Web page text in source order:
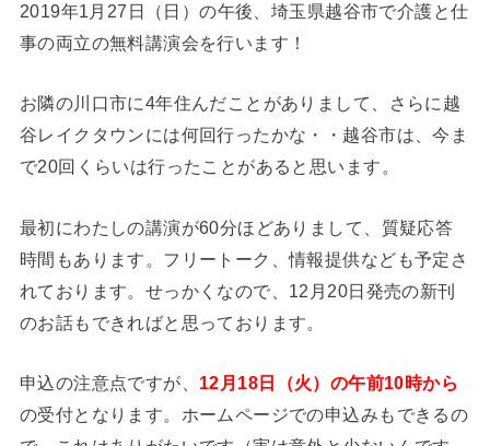
2019年1月27日（日）の午後、埼玉県越谷市で介護と仕
事の両立の無料講演会を行います！
お隣の川口市に4年住んだことがありまして、さらに越
谷レイクタウンには何回行ったかな・・越谷市は、今ま
で20回くらいは行ったことがあると思います。
最初にわたしの講演が60分ほどありまして、質疑応答
時間もあります。フリートーク、情報提供なども予定さ
れております。せっかくなので、12月20日発売の新刊
のお話もできればと思っております。
申込の注意点ですが、 12月18日（火）の午前10時から
の受付となります。ホームページでの申込みもできるの